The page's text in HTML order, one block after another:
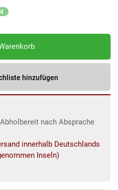
hinzufügen
nach Absprache
innerhalb Deutschlands
Inseln)